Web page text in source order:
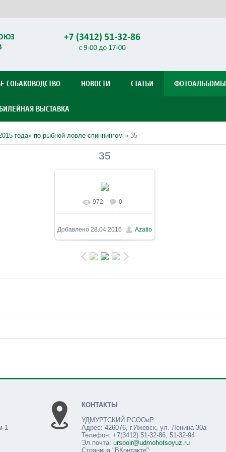
СОБАКОВОДСТВО НОВОСТИ СТАТЬИ ФОТОАЛЬБОМЫ
ВЫСТАВКА
года» по рыбной ловле спиннингом » 35
35
В реальном размере
800x600/ 158.0Kb
972 0
Добавлено 28.04.2016 Azatio
1
КОНТАКТЫ
УДМУРТСКИЙ РСООиР
Адрес: 426076, г.Ижевск, ул. Ленина 30а
Телефон: +7(3412) 51-32-86, 51-32-94
Эл.почта: ursooir@udmohotsoyuz.ru
Страница "ВКонтакте":